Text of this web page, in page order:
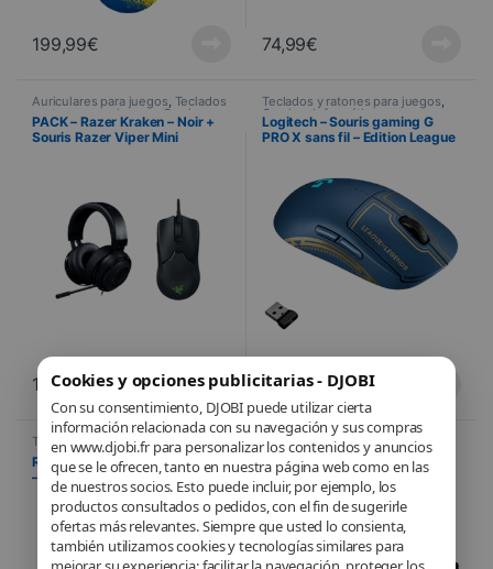
Cookies y opciones publicitarias - DJOBI
Con su consentimiento, DJOBI puede utilizar cierta
información relacionada con su navegación y sus compras
en www.djobi.fr para personalizar los contenidos y anuncios
que se le ofrecen, tanto en nuestra página web como en las
de nuestros socios. Esto puede incluir, por ejemplo, los
productos consultados o pedidos, con el fin de sugerirle
ofertas más relevantes. Siempre que usted lo consienta,
también utilizamos cookies y tecnologías similares para
199,99€ 74,99€
Auriculares para juegos, Teclados
y ratones para juegos Gaming
Informática
PACK – Razer Kraken – Noir +
Souris Razer Viper Mini
102,10€
Teclados y ratones para juegos,
Gaming ,Informática
Logitech – Souris gaming G
PRO X sans fil – Edition League
129,00€
Teclados y ratones para juegos,
Gaming,Informática
Razer – Souris Razer Viper Mini
– Souris Gaming Filaire – PC /
Mac – 8500 PPP
Teclados y ratones para juegos
Gaming,Informática
Corsair – K55 RGB